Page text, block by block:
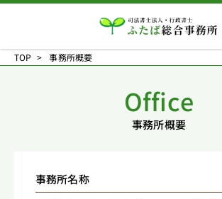
TOP 事務所概要
Office
事務所概要
事務所名称